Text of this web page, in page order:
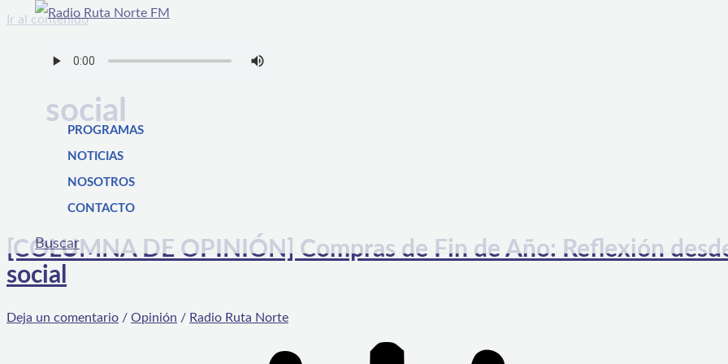
Ir al contenido
PROGRAMAS
NOTICIAS
NOSOTROS
CONTACTO
Buscar
social
[COLUMNA DE OPINIÓN] Compras de Fin de Año: Reflexión
social
Deja un comentario / Opinión / Radio Ruta Norte